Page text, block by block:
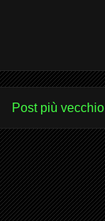
Post più vecchio